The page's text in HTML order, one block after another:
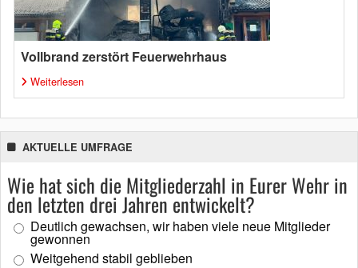
Vollbrand zerstört Feuerwehrhaus
Weiterlesen
AKTUELLE UMFRAGE
Wie hat sich die Mitgliederzahl in Eurer Wehr in
den letzten drei Jahren entwickelt?
Deutlich gewachsen, wir haben viele neue Mitglieder
gewonnen
Weitgehend stabil geblieben